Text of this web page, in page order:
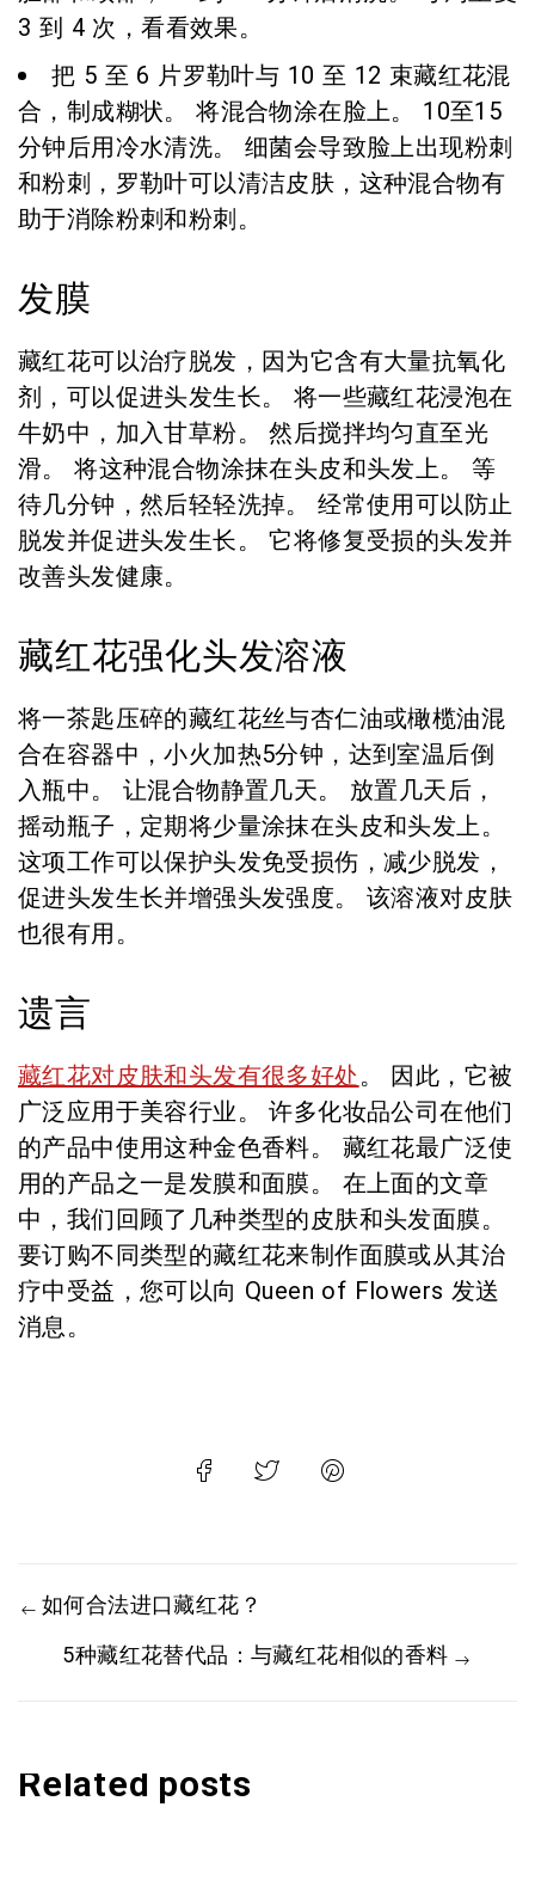
3 到 4 次，看看效果。
把 5 至 6 片罗勒叶与 10 至 12 束藏红花混
合，制成糊状。 将混合物涂在脸上。 10至15
分钟后用冷水清洗。 细菌会导致脸上出现粉刺
和粉刺，罗勒叶可以清洁皮肤，这种混合物有
助于消除粉刺和粉刺。
发膜
藏红花可以治疗脱发，因为它含有大量抗氧化
剂，可以促进头发生长。 将一些藏红花浸泡在
牛奶中，加入甘草粉。 然后搅拌均匀直至光
滑。 将这种混合物涂抹在头皮和头发上。 等
待几分钟，然后轻轻洗掉。 经常使用可以防止
脱发并促进头发生长。 它将修复受损的头发并
改善头发健康。
藏红花强化头发溶液
将一茶匙压碎的藏红花丝与杏仁油或橄榄油混
合在容器中，小火加热5分钟，达到室温后倒
入瓶中。 让混合物静置几天。 放置几天后，
摇动瓶子，定期将少量涂抹在头皮和头发上。
这项工作可以保护头发免受损伤，减少脱发，
促进头发生长并增强头发强度。 该溶液对皮肤
也很有用。
遗言
藏红花对皮肤和头发有很多好处。 因此，它被
广泛应用于美容行业。 许多化妆品公司在他们
的产品中使用这种金色香料。 藏红花最广泛使
用的产品之一是发膜和面膜。 在上面的文章
中，我们回顾了几种类型的皮肤和头发面膜。
要订购不同类型的藏红花来制作面膜或从其治
疗中受益，您可以向 Queen of Flowers 发送
消息。
如何合法进口藏红花？
5种藏红花替代品：与藏红花相似的香料
Related posts